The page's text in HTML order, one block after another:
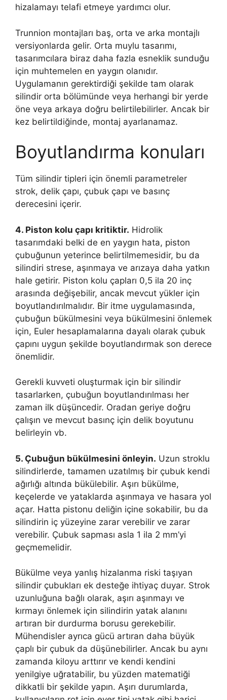
hizalamayı telafi etmeye yardımcı olur.
Trunnion montajları baş, orta ve arka montajlı
versiyonlarda gelir. Orta muylu tasarımı,
tasarımcılara biraz daha fazla esneklik sunduğu
için muhtemelen en yaygın olanıdır.
Uygulamanın gerektirdiği şekilde tam olarak
silindir orta bölümünde veya herhangi bir yerde
öne veya arkaya doğru belirtilebilirler. Ancak bir
kez belirtildiğinde, montaj ayarlanamaz.
Boyutlandırma konuları
Tüm silindir tipleri için önemli parametreler
strok, delik çapı, çubuk çapı ve basınç
derecesini içerir.
4. Piston kolu çapı kritiktir. Hidrolik
tasarımdaki belki de en yaygın hata, piston
çubuğunun yeterince belirtilmemesidir, bu da
silindiri strese, aşınmaya ve arızaya daha yatkın
hale getirir. Piston kolu çapları 0,5 ila 20 inç
arasında değişebilir, ancak mevcut yükler için
boyutlandırılmalıdır. Bir itme uygulamasında,
çubuğun bükülmesini veya bükülmesini önlemek
için, Euler hesaplamalarına dayalı olarak çubuk
çapını uygun şekilde boyutlandırmak son derece
önemlidir.
Gerekli kuvveti oluşturmak için bir silindir
tasarlarken, çubuğun boyutlandırılması her
zaman ilk düşüncedir. Oradan geriye doğru
çalışın ve mevcut basınç için delik boyutunu
belirleyin vb.
5. Çubuğun bükülmesini önleyin. Uzun stroklu
silindirlerde, tamamen uzatılmış bir çubuk kendi
ağırlığı altında bükülebilir. Aşırı bükülme,
keçelerde ve yataklarda aşınmaya ve hasara yol
açar. Hatta pistonu deliğin içine sokabilir, bu da
silindirin iç yüzeyine zarar verebilir ve zarar
verebilir. Çubuk sapması asla 1 ila 2 mm’yi
geçmemelidir.
Bükülme veya yanlış hizalanma riski taşıyan
silindir çubukları ek desteğe ihtiyaç duyar. Strok
uzunluğuna bağlı olarak, aşırı aşınmayı ve
kırmayı önlemek için silindirin yatak alanını
artıran bir durdurma borusu gerekebilir.
Mühendisler ayrıca gücü artıran daha büyük
çaplı bir çubuk da düşünebilirler. Ancak bu aynı
zamanda kiloyu arttırır ve kendi kendini
yenilgiye uğratabilir, bu yüzden matematiği
dikkatli bir şekilde yapın. Aşırı durumlarda,